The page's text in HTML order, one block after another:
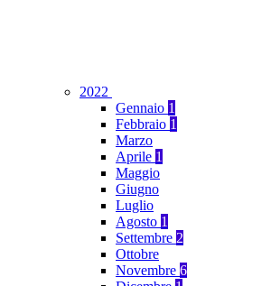
2022
Gennaio 1
Febbraio 1
Marzo
Aprile 1
Maggio
Giugno
Luglio
Agosto 1
Settembre 2
Ottobre
Novembre 6